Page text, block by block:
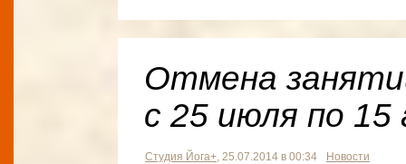
Отмена
с 25 июля по 15
Студия Йога+, 25.07.2014 в 00:34 Новости